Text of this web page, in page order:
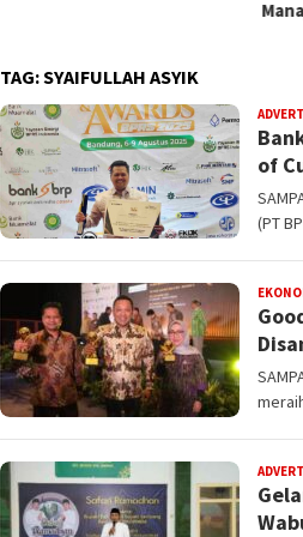
TAG:SYAIFULLAH ASYIK
of
(PT